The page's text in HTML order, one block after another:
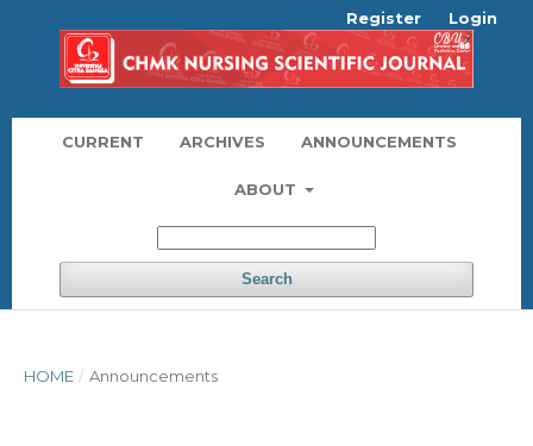
CURRENT ARCHIVES ANNOUNCEMENTS
ABOUT
Search
Register Login
HOME / Announcements